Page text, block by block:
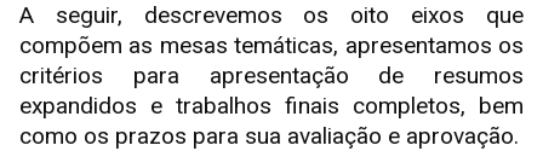
A seguir, descrevemos os oito eixos que
compõem as mesas temáticas, apresentamos os
critérios para apresentação de resumos
expandidos e trabalhos finais completos, bem
como os prazos para sua avaliação e aprovação.